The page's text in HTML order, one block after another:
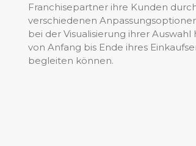
Franchisepartner ihre Kunden
verschiedenen
bei der Visualisierung ihrer Auswahl
von Anfang bis Ende ihres
begleiten können.